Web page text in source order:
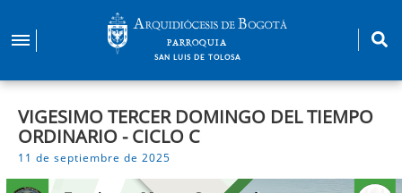
contenido
PARROQUIA
SAN LUIS DE TOLOSA
VIGESIMO TERCER DOMINGO DEL TIEMPO
ORDINARIO - CICLO C
11 de septiembre de 2025